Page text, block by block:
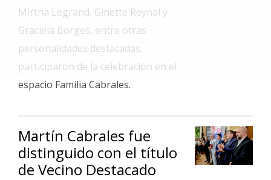
Fotos
Familia
Clasificados
Fúnebres
Mirtha Legrand, Ginette Reynal y
Graciela Borges, entre otras
personalidades destacadas,
participaron de la celebración en el
espacio Familia Cabrales.
Martín Cabrales fue
distinguido con el título
de Vecino Destacado